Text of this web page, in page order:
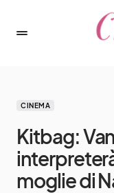
CINEMA
Kitbag:
moglie di